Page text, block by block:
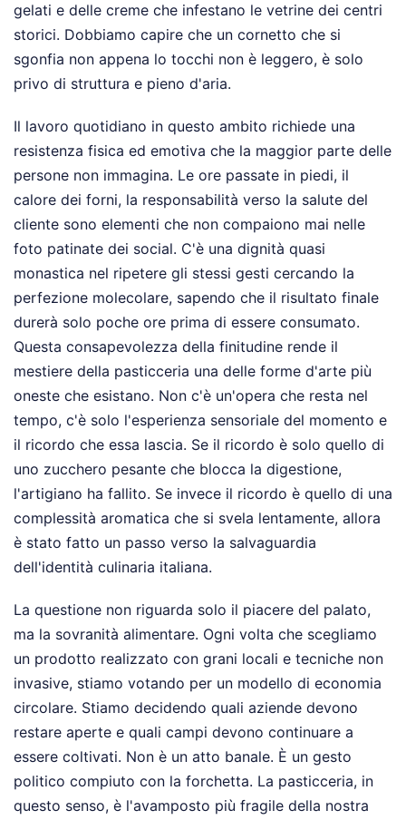
gelati e delle creme che infestano le vetrine dei centri
storici. Dobbiamo capire che un cornetto che si
sgonfia non appena lo tocchi non è leggero, è solo
privo di struttura e pieno d'aria.
Il lavoro quotidiano in questo ambito richiede una
resistenza fisica ed emotiva che la maggior parte delle
persone non immagina. Le ore passate in piedi, il
calore dei forni, la responsabilità verso la salute del
cliente sono elementi che non compaiono mai nelle
foto patinate dei social. C'è una dignità quasi
monastica nel ripetere gli stessi gesti cercando la
perfezione molecolare, sapendo che il risultato finale
durerà solo poche ore prima di essere consumato.
Questa consapevolezza della finitudine rende il
mestiere della pasticceria una delle forme d'arte più
oneste che esistano. Non c'è un'opera che resta nel
tempo, c'è solo l'esperienza sensoriale del momento e
il ricordo che essa lascia. Se il ricordo è solo quello di
uno zucchero pesante che blocca la digestione,
l'artigiano ha fallito. Se invece il ricordo è quello di una
complessità aromatica che si svela lentamente, allora
è stato fatto un passo verso la salvaguardia
dell'identità culinaria italiana.
La questione non riguarda solo il piacere del palato,
ma la sovranità alimentare. Ogni volta che scegliamo
un prodotto realizzato con grani locali e tecniche non
invasive, stiamo votando per un modello di economia
circolare. Stiamo decidendo quali aziende devono
restare aperte e quali campi devono continuare a
essere coltivati. Non è un atto banale. È un gesto
politico compiuto con la forchetta. La pasticceria, in
questo senso, è l'avamposto più fragile della nostra